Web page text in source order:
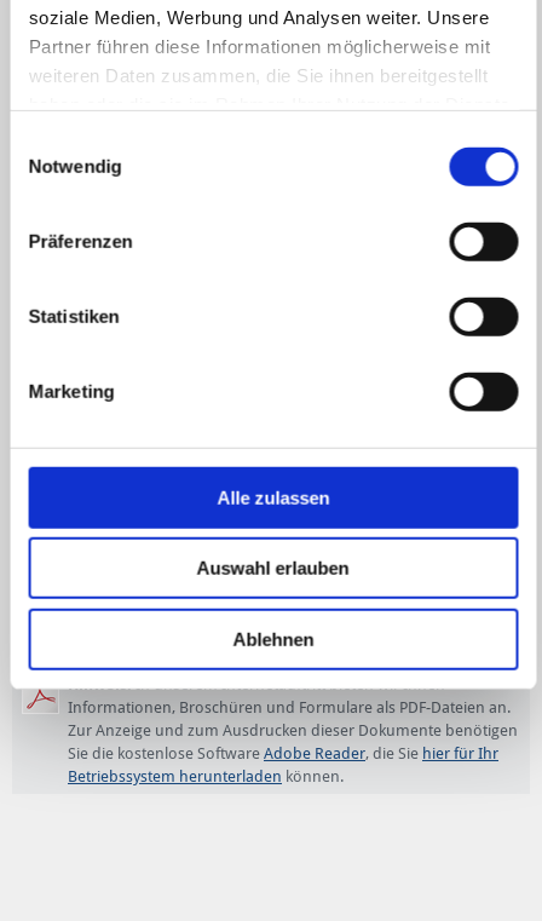
soziale Medien, Werbung und Analysen weiter. Unsere
Partner führen diese Informationen möglicherweise mit
weiteren Daten zusammen, die Sie ihnen bereitgestellt
Notwendig
Präferenzen
Statistiken
Marketing
Alle zulassen
Auswahl erlauben
Ablehnen
Erzeugungsanlagen
Redispatch 2.0
Blindstrom
Bilanzkreisabrechnung Strom.
Zuordnungsvereinbarung (Anlage e)
Zuordnungsvereinbarung
-Dokument 530kB
Hinweis:In unserem Internetauftritt bieten wir Ihnen
Informationen, Broschüren und Formulare als PDF-Dateien an.
Zur Anzeige und zum Ausdrucken dieser Dokumente benötigen
Sie die kostenlose Software Adobe Reader, die Sie hier für Ihr
Betriebssystem herunterladen können.